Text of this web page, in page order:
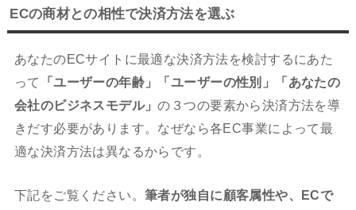
ECの商材との相性で決済方法を選ぶ
あなたのECサイトに最適な決済方法を検討するにあた
って
「ユーザーの年齢」「ユーザーの性別」「あなたの
会社のビジネスモデル」の３つの要素から決済方法を導
きだす必要があります。なぜなら各EC事業によって最
適な決済方法は異なるからです。
下記をご覧ください。筆者が独自に顧客属性や、ECで